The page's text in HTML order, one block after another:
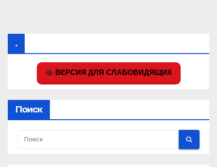
.
ВЕРСИЯ ДЛЯ СЛАБОВИДЯЩИХ
Поиск